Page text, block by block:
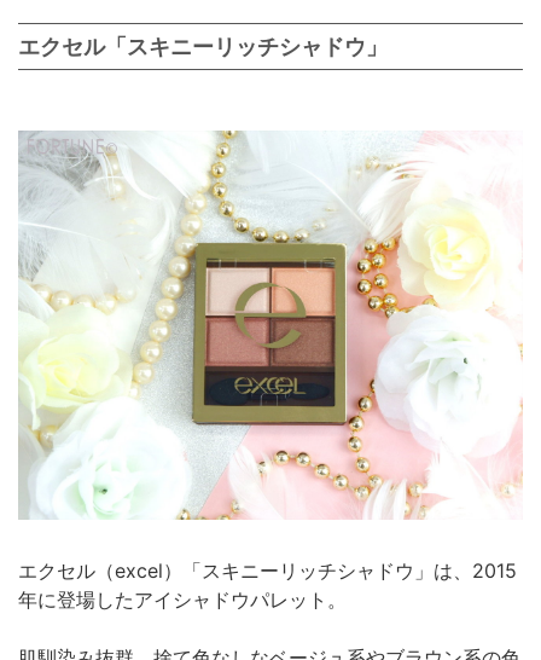
エクセル「スキニーリッチシャドウ」
エクセル（excel）「スキニーリッチシャドウ」は、2015
年に登場したアイシャドウパレット。